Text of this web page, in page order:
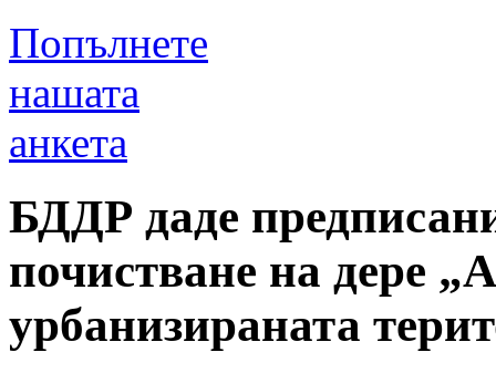
Попълнете
нашата
анкета
БДДР даде
почистване на дере
урбанизираната